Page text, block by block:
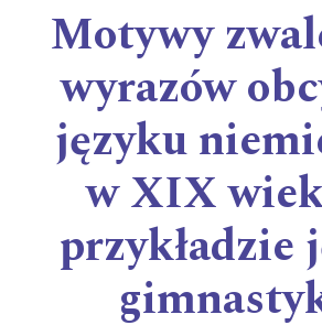
Motywy
wyrazów
języku
w XIX
przykładzie